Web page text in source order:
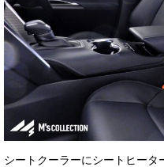
シートクーラーにシートヒータ